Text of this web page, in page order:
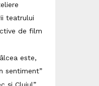
teatrului
de film
este,
sentiment”